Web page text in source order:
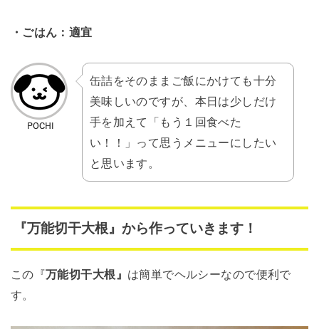
・ごはん：適宜
缶詰をそのままご飯にかけても十分
美味しいのですが、本日は少しだけ
手を加えて「もう１回食べた
い！！」って思うメニューにしたい
と思います。
『万能切干大根』から作っていきます！
この『万能切干大根』 は簡単でヘルシーなので便利で
す。